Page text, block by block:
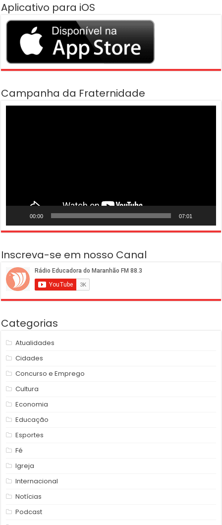
Aplicativo para iOS
Campanha da Fraternidade
00:00 07:01
Inscreva-se em nosso Canal
Categorias
Atualidades
Cidades
Concurso e Emprego
Cultura
Economia
Educação
Esportes
Fé
Igreja
Internacional
Notícias
Podcast